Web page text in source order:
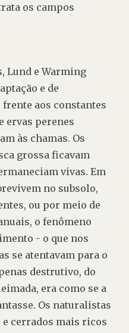
os campos
Lund e Warming
e de
aos constantes
ervas perenes
às chamas. Os
grossa ficavam
vivas. Em
no subsolo,
ou por meio de
o fenômeno
- o que nos
se atentavam para o
destrutivo, do
era como se a
Os naturalistas
e cerrados mais ricos